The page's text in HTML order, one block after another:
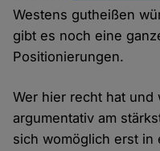
Westens gutheißen
gibt es noch eine
Positionierungen.
Wer hier recht hat und
argumentativ am
sich womöglich erst in